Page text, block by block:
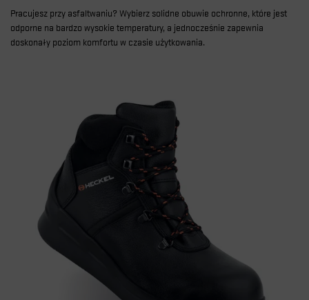
Pracujesz przy asfaltwaniu? Wybierz solidne obuwie ochronne, które jest
odporne na bardzo wysokie temperatury, a jednocześnie zapewnia
doskonały poziom komfortu w czasie użytkowania.